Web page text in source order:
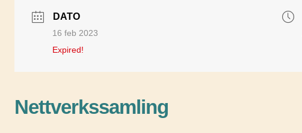
DATO
16 feb 2023
Expired!
Nettverkssamling